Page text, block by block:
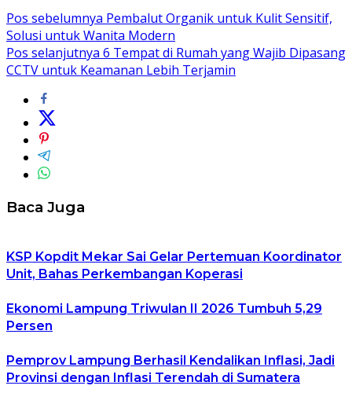
Pos sebelumnya Pembalut Organik untuk Kulit Sensitif,
Solusi untuk Wanita Modern
Pos selanjutnya 6 Tempat di Rumah yang Wajib Dipasang
CCTV untuk Keamanan Lebih Terjamin
Baca Juga
KSP Kopdit Mekar Sai Gelar Pertemuan Koordinator
Unit, Bahas Perkembangan Koperasi
Ekonomi Lampung Triwulan II 2026 Tumbuh 5,29
Persen
Pemprov Lampung Berhasil Kendalikan Inflasi, Jadi
Provinsi dengan Inflasi Terendah di Sumatera